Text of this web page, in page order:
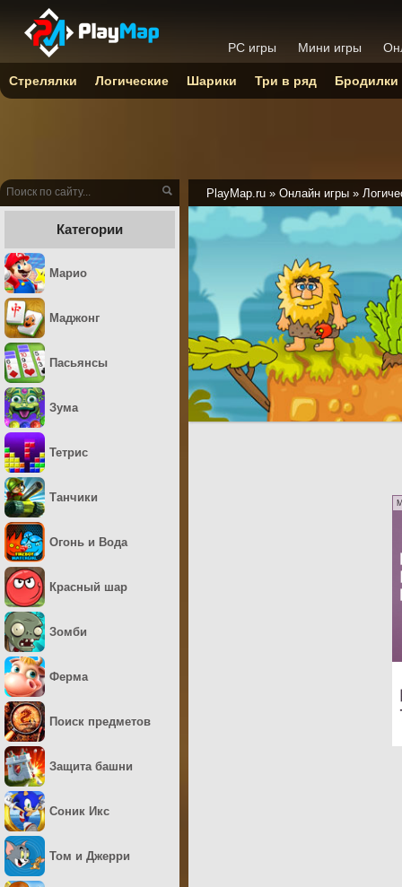
PlayMap.ru » Онлайн игры »
Категории
Марио
Маджонг
Пасьянсы
Зума
Тетрис
Танчики
Огонь и Вода
Красный шар
Зомби
Ферма
Поиск предметов
Защита башни
Соник Икс
Том и Джерри
PC игры Мини игры
Стрелялки Логические Шарики Три в ряд Бродилки